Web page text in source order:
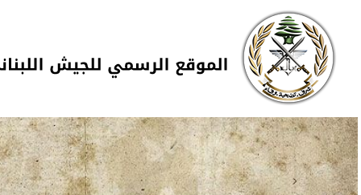
تجاوز إلى المحتوى الرئيسي
Skip to navigation